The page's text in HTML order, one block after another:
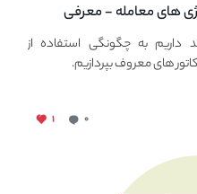
های معامله - معرفی
داریم به چگونگی استفاده از
های معروف بپردازیم.
۰ ۱